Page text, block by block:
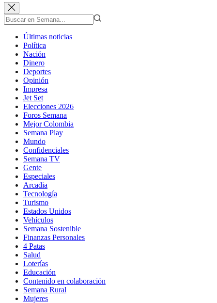
Últimas noticias
Política
Nación
Dinero
Deportes
Opinión
Impresa
Jet Set
Elecciones 2026
Foros Semana
Mejor Colombia
Semana Play
Mundo
Confidenciales
Semana TV
Gente
Especiales
Arcadia
Tecnología
Turismo
Estados Unidos
Vehículos
Semana Sostenible
Finanzas Personales
4 Patas
Salud
Loterías
Educación
Contenido en colaboración
Semana Rural
Mujeres